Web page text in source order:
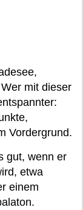
mit dieser
Vordergrund.
gut, wenn er
etwa
einem